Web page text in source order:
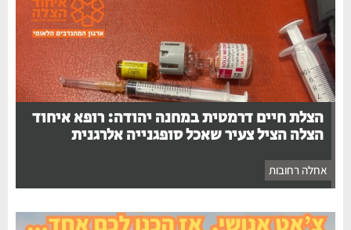
הצלת חיים דרמטית במחנה יהודה: רופא איחוד
הצלה הציל צעיר שאכל סופגנייה אלרגנית
אחלה רחובות